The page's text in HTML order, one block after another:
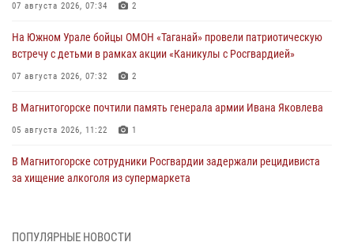
07 августа 2026, 07:34 2
На Южном Урале бойцы ОМОН «Таганай» провели патриотическую
встречу с детьми в рамках акции «Каникулы с Росгвардией»
07 августа 2026, 07:32 2
В Магнитогорске почтили память генерала армии Ивана Яковлева
05 августа 2026, 11:22 1
В Магнитогорске сотрудники Росгвардии задержали рецидивиста
за хищение алкоголя из супермаркета
На Южном Урале спецназ Росгвардии провел военно-полевые
ПОПУЛЯРНЫЕ НОВОСТИ